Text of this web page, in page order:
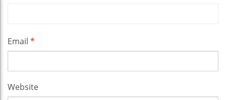
Email *
Website